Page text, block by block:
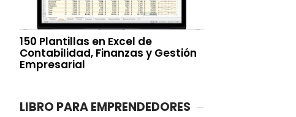
150 Plantillas en Excel de
Contabilidad, Finanzas y Gestión
Empresarial
LIBRO PARA EMPRENDEDORES